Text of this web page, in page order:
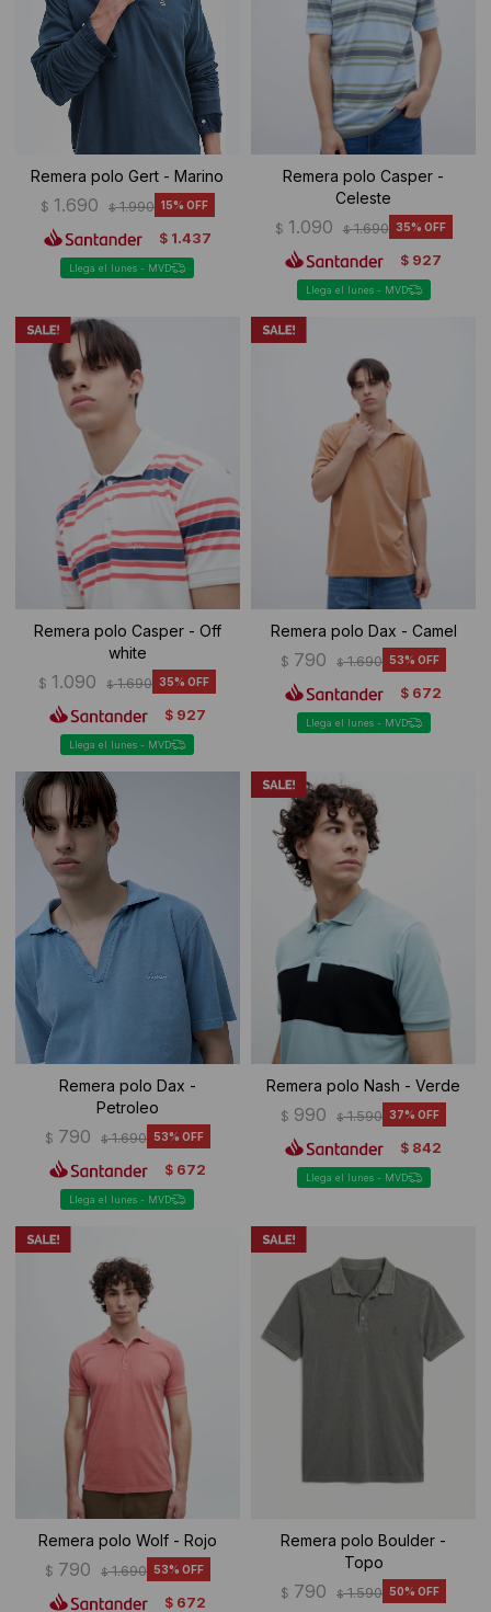
Remera polo Gert - Marino
$ 1.690 $ 1.990 15
$ 1.437
Llega el lunes - MVD
Remera polo Casper -
Celeste
$ 1.090 $ 1.690 35
$ 927
Llega el lunes - MVD
Remera polo Casper - Off
white
$ 1.090 $ 1.690 35
$ 927
Llega el lunes - MVD
Remera polo Dax - Camel
$ 790 $ 1.690 53
$ 672
Llega el lunes - MVD
Remera polo Dax -
Petroleo
$ 790 $ 1.690 53
$ 672
Llega el lunes - MVD
Remera polo Nash - Verde
$ 990 $ 1.590 37
$ 842
Llega el lunes - MVD
Remera polo Wolf - Rojo
$ 790 $ 1.690 53
$ 672
Remera polo Boulder -
Topo
$ 790 $ 1.590 50
Ropa Interior
Canguros
Camperas
Tejidos
Buzos
Shorts de baño
Sherpas
Camisas y blusas
Vestidos
Sherpas